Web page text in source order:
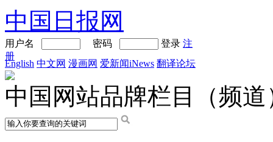
中国日报网
用户名 密码 登录 注
册
English 中文网 漫画网 爱新闻iNews 翻译论坛
中国网站品牌栏目（频道